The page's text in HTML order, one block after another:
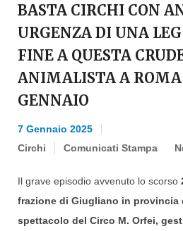
BASTA CIRCHI CON
URGENZA DI UNA
FINE A QUESTA
ANIMALISTA A
GENNAIO
7 Gennaio 2025
Circhi
Comunicati Stampa
Il grave episodio avvenuto lo scorso
frazione di Giugliano in provincia
spettacolo del Circo M. Orfei,